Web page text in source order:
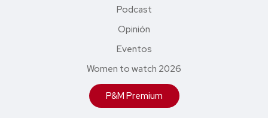
Podcast
Opinión
Eventos
Women to watch 2026
P&M Premium